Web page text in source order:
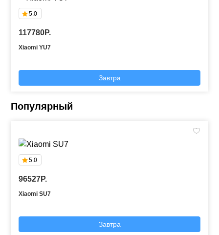
5.0
117780P.
Xiaomi YU7
Завтра
Популярный
5.0
96527P.
Xiaomi SU7
Завтра